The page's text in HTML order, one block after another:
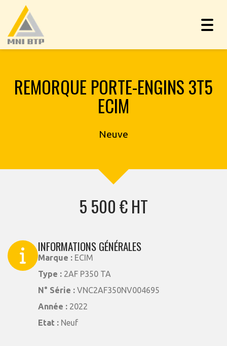
REMORQUE PORTE-ENGINS 3T5
ECIM
Neuve
5 500 € HT
INFORMATIONS GÉNÉRALES
Marque : ECIM
Type : 2AF P350 TA
N° Série : VNC2AF350NV004695
Année : 2022
Etat : Neuf